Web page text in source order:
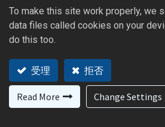
To make this site work properly, we
data files called cookies on your
do this too.
受理 拒否
Read More Change Settings